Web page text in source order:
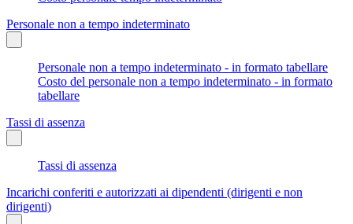
Personale non a tempo indeterminato
Personale non a tempo indeterminato - in formato tabellare
Costo del personale non a tempo indeterminato - in formato
tabellare
Tassi di assenza
Tassi di assenza
Incarichi conferiti e autorizzati ai dipendenti (dirigenti e non
dirigenti)